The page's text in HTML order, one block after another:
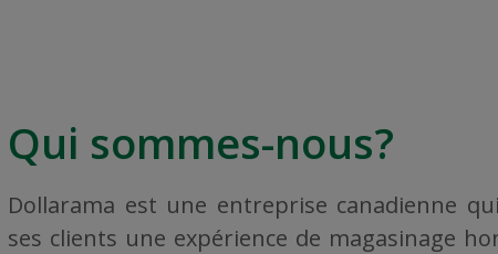
Qui sommes-nous?
Dollarama est une entreprise canadienne
ses clients une expérience de magasinage